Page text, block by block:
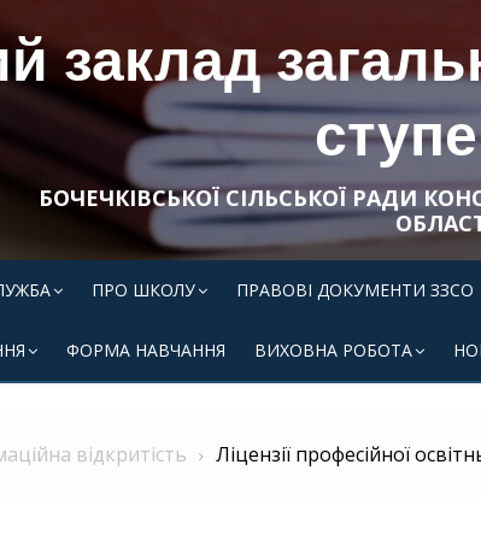
заклад
БОЧЕЧКІВСЬКОЇ СІЛЬСЬКОЇ РАДИ
ПРО ШКОЛУ ПРАВОВІ ДОКУМЕНТИ ЗЗСО
ФОРМА НАВЧАННЯ ВИХОВНА РОБОТА
відкритість Ліцензії професійної